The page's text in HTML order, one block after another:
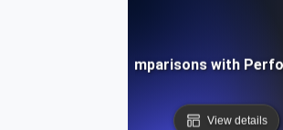
Baseline Comparisons with
View details